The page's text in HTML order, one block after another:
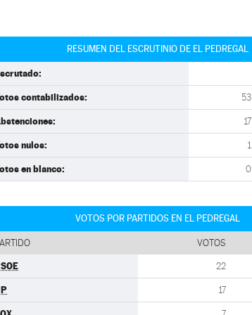
RESUMEN DEL ESCRUTINIO DE EL PEDREGAL
contabilizados: 53
17
nulos: 1
en blanco: 0
VOTOS POR PARTIDOS EN EL PEDREGAL
VOTOS
22
17